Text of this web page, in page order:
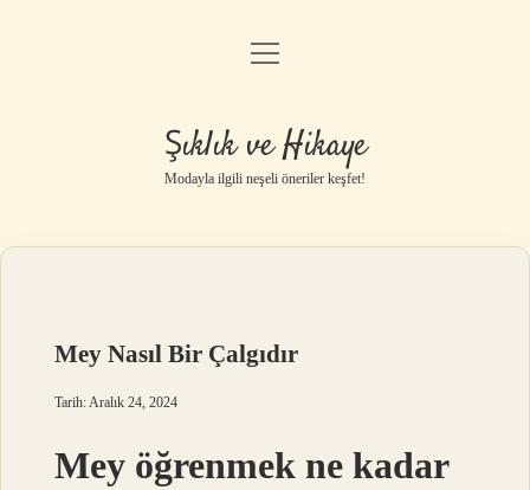
Gizlilik Politikası
Yasal Uyarı
menüyü
Şıklık ve Hikaye
Modayla ilgili neşeli öneriler keşfet!
Mey Nasıl Bir Çalgıdır
Tarih: Aralık 24, 2024
Mey öğrenmek ne kadar